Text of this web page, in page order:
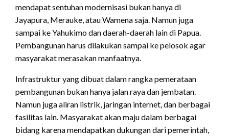
mendapat sentuhan modernisasi bukan hanya di
Jayapura, Merauke, atau Wamena saja. Namun juga
sampai ke Yahukimo dan daerah-daerah lain di Papua.
Pembangunan harus dilakukan sampai ke pelosok agar
masyarakat merasakan manfaatnya.
Infrastruktur yang dibuat dalam rangka pemerataan
pembangunan bukan hanya jalan raya dan jembatan.
Namun juga aliran listrik, jaringan internet, dan berbagai
fasilitas lain. Masyarakat akan maju dalam berbagai
bidang karena mendapatkan dukungan dari pemerintah,